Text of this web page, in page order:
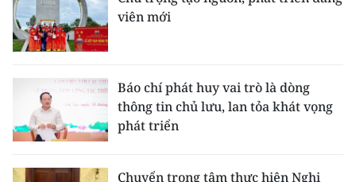
viên mới
Báo chí phát huy vai trò là dòng
thông tin chủ lưu, lan tỏa khát vọng
phát triển
Chuyển trọng tâm thực hiện Nghị